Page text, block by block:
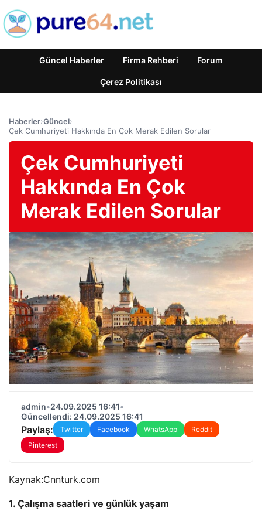
Güncel Haberler Firma Rehberi Forum
Çerez Politikası
Haberler›Güncel›
Çek Cumhuriyeti Hakkında En Çok Merak Edilen Sorular
Çek Cumhuriyeti
Hakkında En Çok
Merak Edilen Sorular
admin•24.09.2025 16:41•
Güncellendi: 24.09.2025 16:41
Paylaş: Twitter Facebook WhatsApp
Reddit
Pinterest
Kaynak:Cnnturk.com
1. Çalışma saatleri ve günlük yaşam